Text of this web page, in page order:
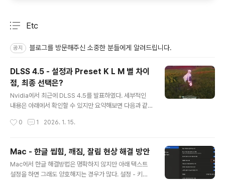
Etc
공지 블로그를 방문해주신 소중한 분들에게 알려드립니다.
DLSS 4.5 - 설정과 Preset K L M 별 차이
점, 최종 선택은?
Nvidia에서 최근에 DLSS 4.5를 발표하였다. 세부적인
내용은 아래에서 확인할 수 있지만 요약해보면 다음과 같
직 미출시)AI 생성 이미지가 더욱 선명해진다. (DLSS중 S
solution을 위한 2세대 트랜스포머 모델과 6배 Dynami
c Multi Frame Generation으로 대대적인 업그레이드
제공 | GeForce 뉴스 | NVIDIA NVIDIA DLSS 4.5, Su
per Resolution을 위한 2세대 트랜스포머 모델과 6배 D
0 1 2026. 1. 15.
Mac - 한글 씹힘, 깨짐, 잘림 현상 해결 방안
Mac에서 한글 해결방법은 명확하지 않지만 아래 텍스트
설정을 하면 그래도 양호해지는 경우가 많다. 설정 - 키보